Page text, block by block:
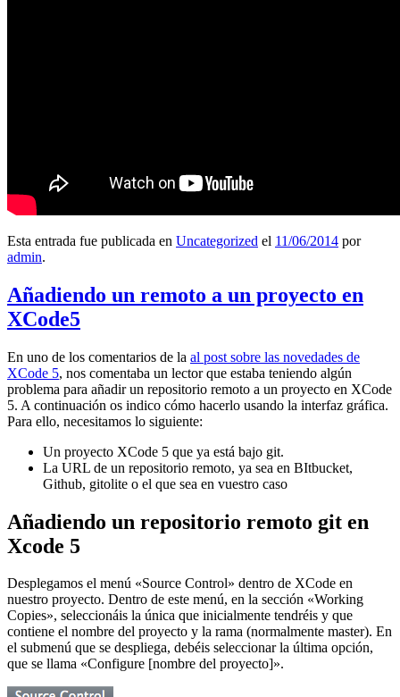
Esta entrada fue publicada en Uncategorized el 11/06/2014 por
admin.
Añadiendo un remoto a un proyecto en
XCode5
En uno de los comentarios de la al post sobre las novedades de
XCode 5, nos comentaba un lector que estaba teniendo algún
problema para añadir un repositorio remoto a un proyecto en XCode
5. A continuación os indico cómo hacerlo usando la interfaz gráfica.
Para ello, necesitamos lo siguiente:
Un proyecto XCode 5 que ya está bajo git.
La URL de un repositorio remoto, ya sea en BItbucket,
Github, gitolite o el que sea en vuestro caso
Añadiendo un repositorio remoto git en
Xcode 5
Desplegamos el menú «Source Control» dentro de XCode en
nuestro proyecto. Dentro de este menú, en la sección «Working
Copies», seleccionáis la única que inicialmente tendréis y que
contiene el nombre del proyecto y la rama (normalmente master). En
el submenú que se despliega, debéis seleccionar la última opción,
que se llama «Configure [nombre del proyecto]».